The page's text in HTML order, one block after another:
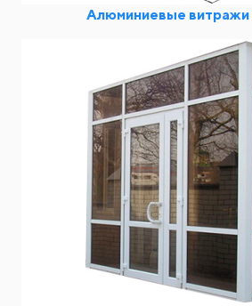
Алюминиевые витражи